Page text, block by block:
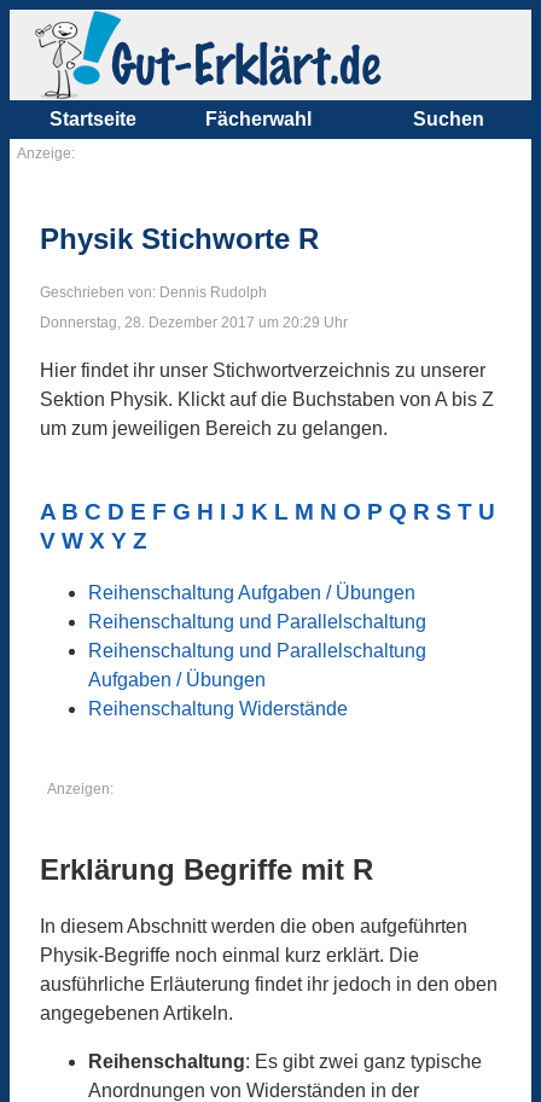
Startseite Fächerwahl Suchen
Anzeige:
Physik Stichworte R
Geschrieben von: Dennis Rudolph
Donnerstag, 28. Dezember 2017 um 20:29 Uhr
Hier findet ihr unser Stichwortverzeichnis zu unserer
Sektion Physik. Klickt auf die Buchstaben von A bis Z
um zum jeweiligen Bereich zu gelangen.
A B C D E F G H I J K L M N O P Q R S T U
V W X Y Z
Reihenschaltung Aufgaben / Übungen
Reihenschaltung und Parallelschaltung
Reihenschaltung und Parallelschaltung
Aufgaben / Übungen
Reihenschaltung Widerstände
Anzeigen:
Erklärung Begriffe mit R
In diesem Abschnitt werden die oben aufgeführten
Physik-Begriffe noch einmal kurz erklärt. Die
ausführliche Erläuterung findet ihr jedoch in den oben
angegebenen Artikeln.
Reihenschaltung: Es gibt zwei ganz typische
Anordnungen von Widerständen in der